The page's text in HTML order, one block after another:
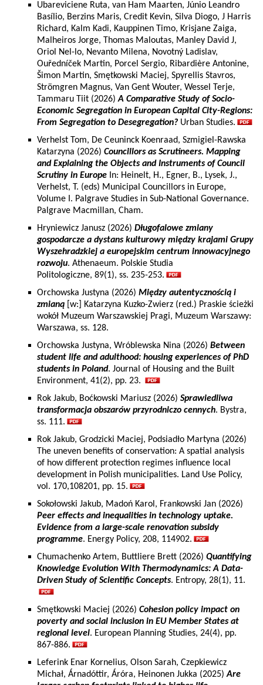
Ubareviciene Ruta, van Ham Maarten, Júnio Leandro
Basílio, Berzins Maris, Credit Kevin, Silva Diogo, J Harris
Richard, Kalm Kadi, Kauppinen Timo, Krisjane Zaiga,
Malheiros Jorge, Thomas Maloutas, Manley David J,
Oriol Nel-lo, Nevanto Milena, Novotný Ladislav,
Ouředníček Martin, Porcel Sergio, Ribardière Antonine,
Šimon Martin, Smętkowski Maciej, Spyrellis Stavros,
Strömgren Magnus, Van Gent Wouter, Wessel Terje,
Tammaru Tiit (2026)A Comparative Study of Socio-
Economic Segregation in European Capital City-Regions:
From Segregation to Desegregation? Urban Studies.
Verhelst Tom, De Ceuninck Koenraad, Szmigiel-Rawska
Katarzyna (2026) Councillors as Scrutineers. Mapping
and Explaining the Objects and Instruments of Council
Scrutiny in Europe In: Heinelt, H., Egner, B., Lysek, J.,
Verhelst, T. (eds) Municipal Councillors in Europe,
Volume I. Palgrave Studies in Sub-National Governance.
Palgrave Macmillan, Cham.
Hryniewicz Janusz (2026) Długofalowe zmiany
gospodarcze a dystans kulturowy między krajami Grupy
Wyszehradzkiej a europejskim centrum innowacyjnego
rozwoju. Athenaeum. Polskie Studia
Politologiczne, 89(1), ss. 235-253.
Orchowska Justyna (2026) Między autentycznością i
zmianą [w:] Katarzyna Kuzko-Zwierz (red.) Praskie ścieżki
wokół Muzeum Warszawskiej Pragi, Muzeum Warszawy:
Warszawa, ss. 128.
Orchowska Justyna, Wróblewska Nina (2026) Between
student life and adulthood: housing experiences of PhD
students in Poland. Journal of Housing and the Built
Environment, 41(2), pp. 23.
Rok Jakub, Boćkowski Mariusz (2026) Sprawiedliwa
transformacja obszarów przyrodniczo cennych. Bystra,
ss. 111.
Rok Jakub, Grodzicki Maciej, Podsiadło Martyna (2026)
The uneven benefits of conservation: A spatial analysis
of how different protection regimes influence local
development in Polish municipalities. Land Use Policy,
vol. 170,108201, pp. 15.
Sokołowski Jakub, Madoń Karol, Frankowski Jan (2026)
Peer effects and inequalities in technology uptake.
Evidence from a large-scale renovation subsidy
programme. Energy Policy, 208, 114902.
Chumachenko Artem, Buttliere Brett (2026) Quantifying
Knowledge Evolution With Thermodynamics: A Data-
Driven Study of Scientific Concepts. Entropy, 28(1), 11.
Smętkowski Maciej (2026) Cohesion policy impact on
poverty and social inclusion in EU Member States at
regional level. European Planning Studies, 24(4), pp.
867-886.
Leferink Enar Kornelius, Olson Sarah, Czepkiewicz
Michał, Árnadóttir, Áróra, Heinonen Jukka (2025)Are